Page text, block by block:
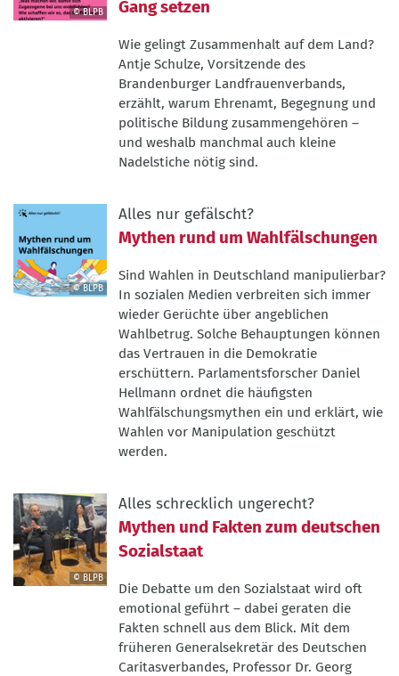
© BLPB
Gang setzen
Wie gelingt Zusammenhalt auf dem Land?
Antje Schulze, Vorsitzende des
Brandenburger Landfrauenverbands,
erzählt, warum Ehrenamt, Begegnung und
politische Bildung zusammengehören –
und weshalb manchmal auch kleine
Nadelstiche nötig sind.
© BLPB
Alles nur gefälscht?
Mythen rund um Wahlfälschungen
Sind Wahlen in Deutschland manipulierbar?
In sozialen Medien verbreiten sich immer
wieder Gerüchte über angeblichen
Wahlbetrug. Solche Behauptungen können
das Vertrauen in die Demokratie
erschüttern. Parlamentsforscher Daniel
Hellmann ordnet die häufigsten
Wahlfälschungsmythen ein und erklärt, wie
Wahlen vor Manipulation geschützt
werden.
© BLPB
Alles schrecklich ungerecht?
Mythen und Fakten zum deutschen
Sozialstaat
Die Debatte um den Sozialstaat wird oft
emotional geführt – dabei geraten die
Fakten schnell aus dem Blick. Mit dem
früheren Generalsekretär des Deutschen
Caritasverbandes, Professor Dr. Georg